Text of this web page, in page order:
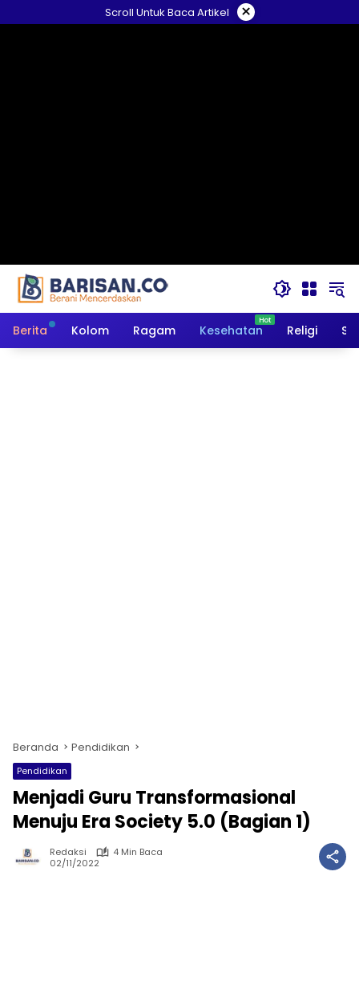
ke
Scroll Untuk Baca Artikel ×
Berita Kolom Ragam Kesehatan Religi
Beranda Pendidikan
Pendidikan
Menjadi Guru Transformasional
Menuju Era Society 5.0 (Bagian 1)
Redaksi
4 Min Baca
02/11/2022